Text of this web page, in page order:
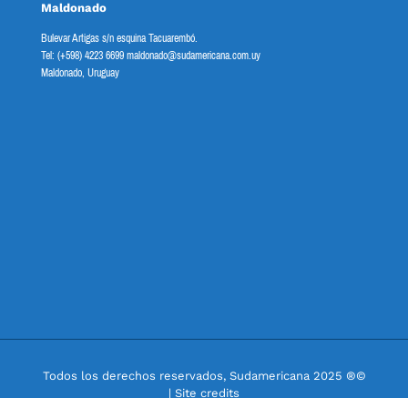
Maldonado
Bulevar Artigas s/n esquina Tacuarembó.
Tel: (+598) 4223 6699 maldonado@sudamericana.com.uy
Maldonado, Uruguay
Todos los derechos reservados, Sudamericana 2025 ®©
| Site credits